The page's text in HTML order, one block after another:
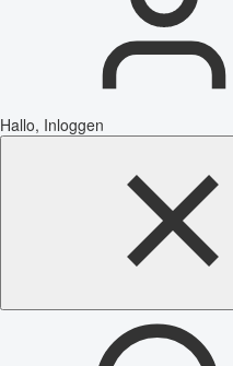
Hallo, Inloggen